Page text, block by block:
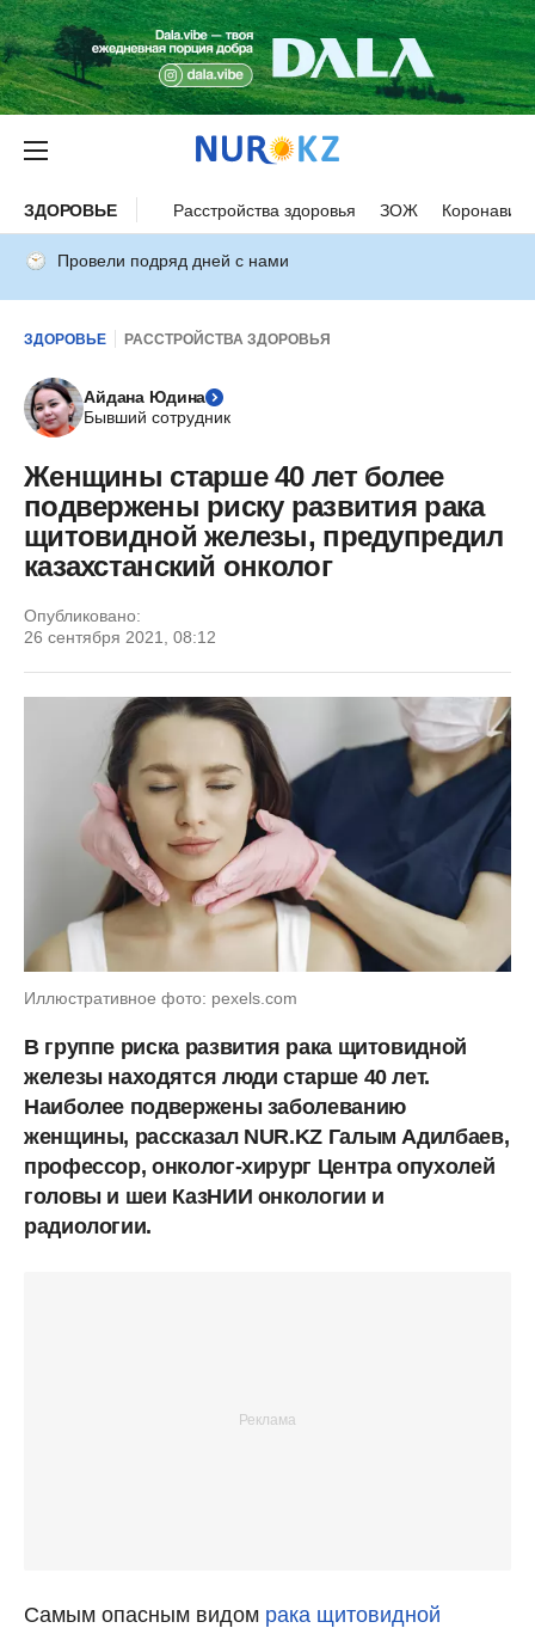
ЗДОРОВЬЕ Расстройства здоровья ЗОЖ
Провели подряд дней с нами
ЗДОРОВЬЕ РАССТРОЙСТВА ЗДОРОВЬЯ
Айдана Юдина
Бывший сотрудник
Женщины старше 40 лет более
подвержены риску развития рака
щитовидной железы, предупредил
казахстанский онколог
Опубликовано:
26 сентября 2021, 08:12
Иллюстративное фото: pexels.com
В группе риска развития рака щитовидной
железы находятся люди старше 40 лет.
Наиболее подвержены заболеванию
женщины, рассказал NUR.KZ Галым Адилбаев,
профессор, онколог-хирург Центра опухолей
головы и шеи КазНИИ онкологии и
радиологии.
Самым опасным видом рака щитовидной